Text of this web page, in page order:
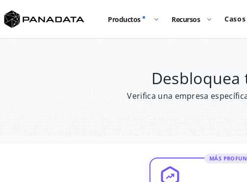
Productos Recursos
Desbloquea
Verifica una empresa
MÁS